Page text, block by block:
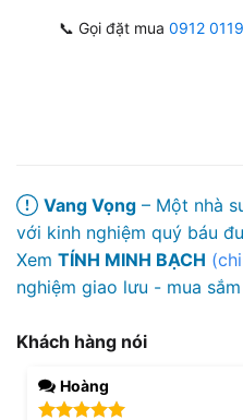
📞 Gọi đặt mua 0912
Vang Vọng – Một nhà
với kinh nghiệm quý báu
Xem TÍNH MINH BẠCH
nghiệm giao lưu - mua
Khách hàng nói
Hoàng